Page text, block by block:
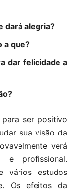
dará alegria?
a que?
dar felicidade a
ser positivo
sua visão da
verá
e profissional.
vários estudos
Os efeitos da